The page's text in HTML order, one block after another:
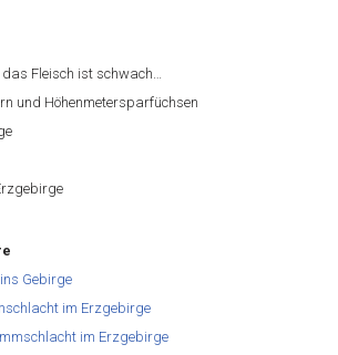
Fleisch ist schwach…
und Höhenmetersparfüchsen
Gebirge
im Erzgebirge
im Erzgebirge